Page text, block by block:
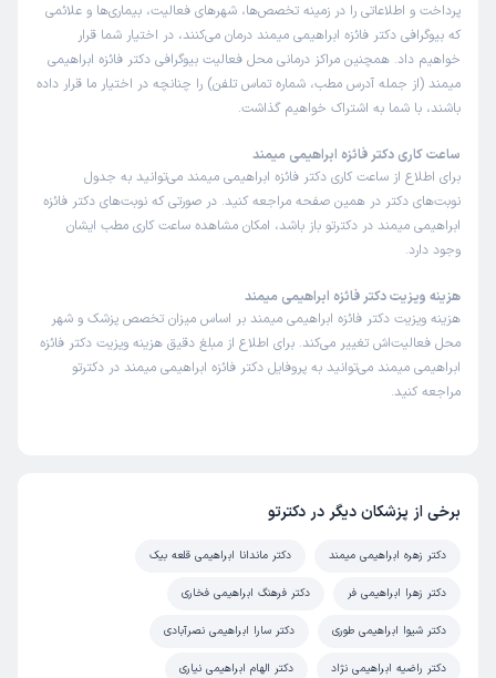
پرداخت و اطلاعاتی را در زمینه تخصص‌ها، شهرهای فعالیت، بیماری‌ها و علائمی
که بیوگرافی دکتر فائزه ابراهیمی میمند درمان می‌کنند، در اختیار شما قرار
خواهیم داد. همچنین مراکز درمانی محل فعالیت بیوگرافی دکتر فائزه ابراهیمی
میمند (از جمله آدرس مطب، شماره تماس تلفن) را چنانچه در اختیار ما قرار داده
باشند، با شما به اشتراک خواهیم گذاشت.
ساعت کاری دکتر فائزه ابراهیمی میمند
برای اطلاع از ساعت کاری دکتر فائزه ابراهیمی میمند می‌توانید به جدول
نوبت‌های دکتر در همین صفحه مراجعه کنید. در صورتی که نوبت‌های دکتر فائزه
ابراهیمی میمند در دکترتو باز باشد، امکان مشاهده ساعت کاری مطب ایشان
وجود دارد.
هزینه ویزیت دکتر فائزه ابراهیمی میمند
هزینه ویزیت دکتر فائزه ابراهیمی میمند بر اساس میزان تخصص پزشک و شهر
محل فعالیت‌اش تغییر می‌کند. برای اطلاع از مبلغ دقیق هزینه ویزیت دکتر فائزه
ابراهیمی میمند می‌توانید به پروفایل دکتر فائزه ابراهیمی میمند در دکترتو
مراجعه کنید.
برخی از پزشکان دیگر در دکترتو
دکتر زهره ابراهیمی میمند دکتر ماندانا ابراهیمی قلعه بیک
دکتر زهرا ابراهیمی فر دکتر فرهنگ ابراهیمی فخاری
دکتر شیوا ابراهیمی طوری دکتر سارا ابراهیمی نصرآبادی
دکتر راضیه ابراهیمی نژاد دکتر الهام ابراهیمی نیاری